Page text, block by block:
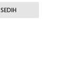
SEDIH